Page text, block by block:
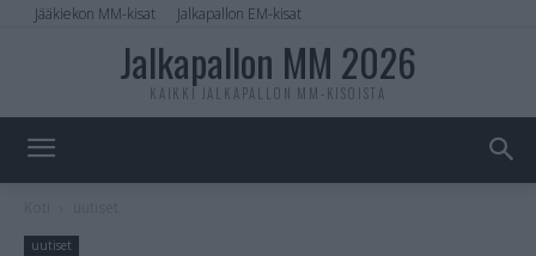
Jääkiekon MM-kisat Jalkapallon EM-kisat
Jalkapallon MM 2026
KAIKKI JALKAPALLON MM-KISOISTA
uutiset